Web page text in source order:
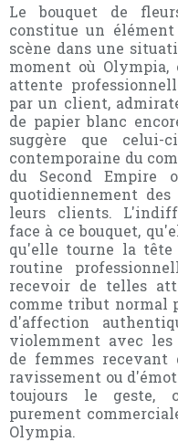
Le bouquet de
constitue un
scène dans une
moment où
attente
par un client,
de papier blanc
suggère que
contemporaine du
du Second Empire
quotidiennement des
leurs clients.
face à ce bouquet,
qu'elle tourne la
routine
recevoir de telles
comme tribut normal
d'affection
violemment avec les
de femmes recevant
ravissement ou
toujours le geste,
purement
Olympia.